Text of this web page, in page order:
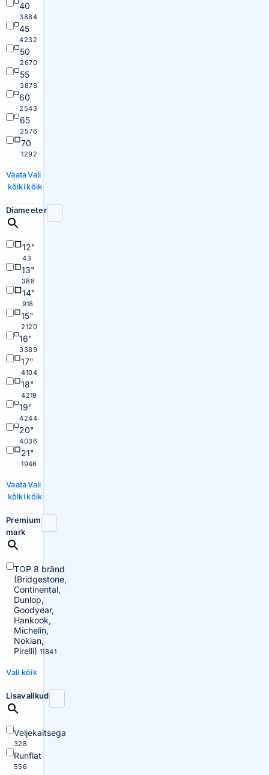
40
3884
45
4232
50
2670
55
3878
60
2543
65
2576
70
1292
Vaata
kõiki
Vali
kõik
Diameeter
12"
43
13"
388
14"
918
15"
2120
16"
3389
17"
4104
18"
4219
19"
4244
20"
4036
21"
1946
Vaata
kõiki
Vali
kõik
Premium
mark
TOP 8 bränd
(Bridgestone,
Continental,
Dunlop,
Goodyear,
Hankook,
Michelin,
Nokian,
Pirelli) 11841
Vali kõik
Lisavalikud
Veljekaitsega
328
Runflat
556